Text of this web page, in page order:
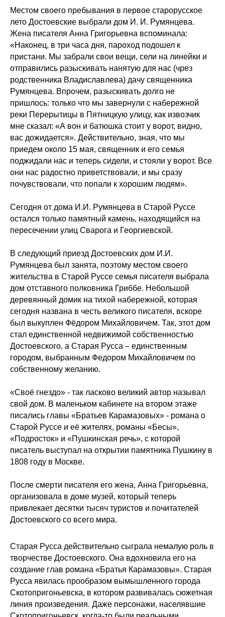
Местом своего пребывания в первое старорусское
лето Достоевские выбрали дом И. И. Румянцева.
Жена писателя Анна Григорьевна вспоминала:
«Наконец, в три часа дня, пароход подошел к
пристани. Мы забрали свои вещи, сели на линейки и
отправились разыскивать нанятую для нас (чрез
родственника Владиславлева) дачу священника
Румянцева. Впрочем, разыскивать долго не
пришлось: только что мы завернули с набережной
реки Перерытицы в Пятницкую улицу, как извозчик
мне сказал: «А вон и батюшка стоит у ворот, видно,
вас дожидается». Действительно, зная, что мы
приедем около 15 мая, священник и его семья
поджидали нас и теперь сидели, и стояли у ворот. Все
они нас радостно приветствовали, и мы сразу
почувствовали, что попали к хорошим людям».
Сегодня от дома И.И. Румянцева в Старой Руссе
остался только памятный камень, находящийся на
пересечении улиц Сварога и Георгиевской.
В следующий приезд Достоевских дом И.И.
Румянцева был занята, поэтому местом своего
жительства в Старой Руссе семья писателя выбрала
дом отставного полковника Гриббе. Небольшой
деревянный домик на тихой набережной, которая
сегодня названа в честь великого писателя, вскоре
был выкуплен Фёдором Михайловичем. Так, этот дом
стал единственной недвижимой собственностью
Достоевского, а Старая Русса – единственным
городом, выбранным Федором Михайловичем по
собственному желанию.
«Своё гнездо» - так ласково великий автор называл
свой дом. В маленьком кабинете на втором этаже
писались главы «Братьев Карамазовых» - романа о
Старой Руссе и её жителях, романы «Бесы»,
«Подросток» и «Пушкинская речь», с которой
писатель выступал на открытии памятника Пушкину в
1808 году в Москве.
После смерти писателя его жена, Анна Григорьевна,
организовала в доме музей, который теперь
привлекает десятки тысяч туристов и почитателей
Достоевского со всего мира.
Старая Русса действительно сыграла немалую роль в
творчестве Достоевского. Она вдохновила его на
создание глав романа «Братья Карамазовы». Старая
Русса явилась прообразом вымышленного города
Скотопригоньевска, в котором развивалась сюжетная
линия произведения. Даже персонажи, населявшие